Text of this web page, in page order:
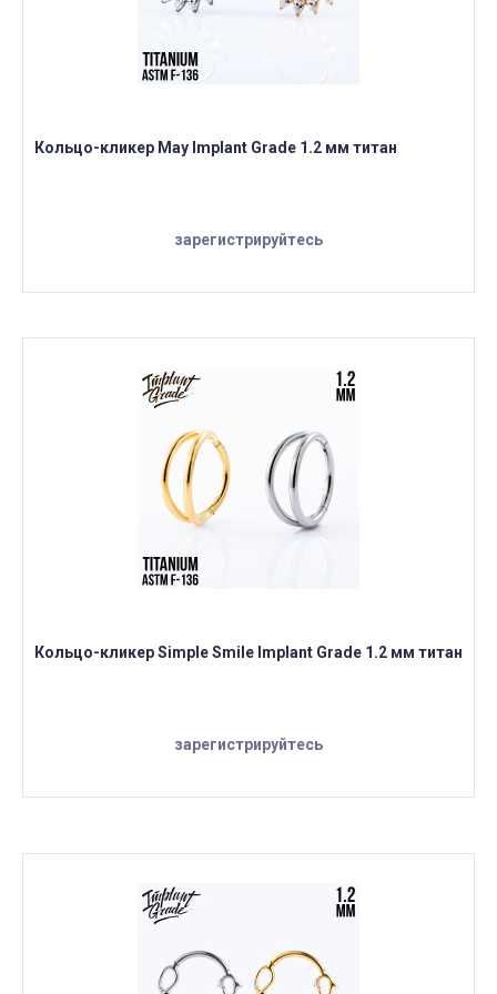
Кольцо-кликер May Implant Grade 1.2 мм титан
зарегистрируйтесь
Кольцо-кликер Simple Smile Implant Grade 1.2 мм титан
зарегистрируйтесь